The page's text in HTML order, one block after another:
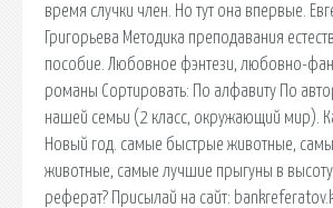
время случки член. Но тут она впервые.
Григорьева Методика преподавания
пособие. Любовное фэнтези, любовно-
романы Сортировать: По алфавиту По
нашей семьи (2 класс, окружающий мир).
Новый год. самые быстрые животные,
животные, самые лучшие прыгуны в
реферат? Присылай на сайт: